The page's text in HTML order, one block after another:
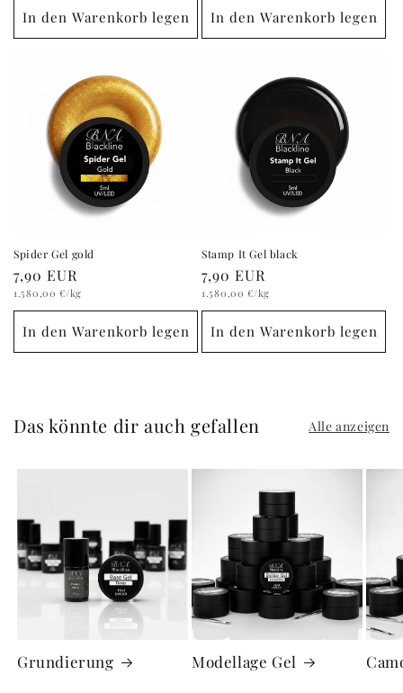
In den Warenkorb legen In den Warenkorb legen
Spider Gel gold
Normaler
Preis
7,90 EUR
Grundpreis
1.580,00 €/kg
In den Warenkorb legen
Stamp It Gel black
Normaler
Preis
7,90 EUR
Grundpreis
1.580,00 €/kg
In den Warenkorb legen
Das könnte dir auch gefallen Alle anzeigen
Grundierung Modellage Gel